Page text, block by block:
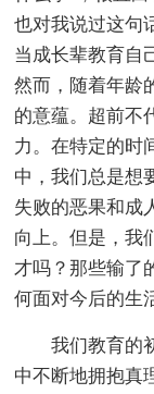
也对我说过这句
当成长辈教育自
然而，随着年龄
的意蕴。超前不
力。在特定的时
中，我们总是想
失败的恶果和成
向上。但是，我
才吗？那些输了
何面对今后的生
我们教育的
中不断地拥抱真